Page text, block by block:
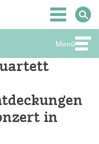
Hauptmenü
Menü
in